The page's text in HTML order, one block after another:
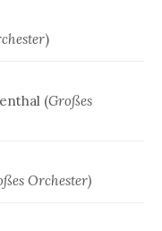
)
(Großes
Orchester)